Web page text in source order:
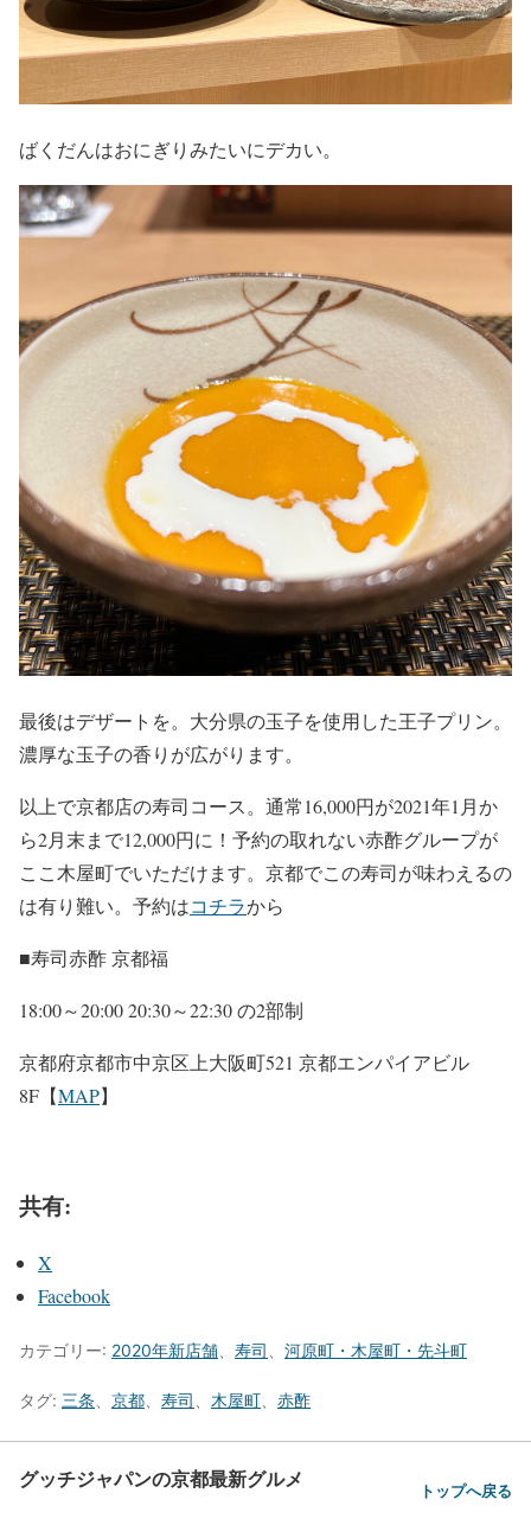
ばくだんはおにぎりみたいにデカい。
最後はデザートを。大分県の玉子を使用した王子プリン。
濃厚な玉子の香りが広がります。
以上で京都店の寿司コース。通常16,000円が2021年1月か
ら2月末まで12,000円に！予約の取れない赤酢グループが
ここ木屋町でいただけます。京都でこの寿司が味わえるの
は有り難い。予約はコチラから
■寿司赤酢 京都福
18:00～20:00 20:30～22:30 の2部制
京都府京都市中京区上大阪町521 京都エンパイアビル
8F【MAP】
共有:
X
Facebook
カテゴリー: 2020年新店舗 寿司 河原町・木屋町・先斗町
タグ: 三条 京都 寿司 木屋町 赤酢
グッチジャパンの京都最新グルメ トップへ戻る